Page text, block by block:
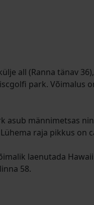
all (Ranna tänav
park. Võimalus
asub männimetsas
raja pikkus on
laenutada
58.